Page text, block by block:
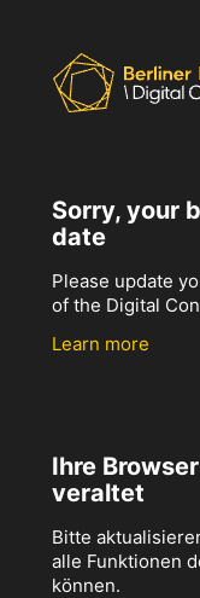
Sorry, your
date
Please update
of the Digital
Learn more
Ihre
veraltet
Bitte
alle Funktionen
können.